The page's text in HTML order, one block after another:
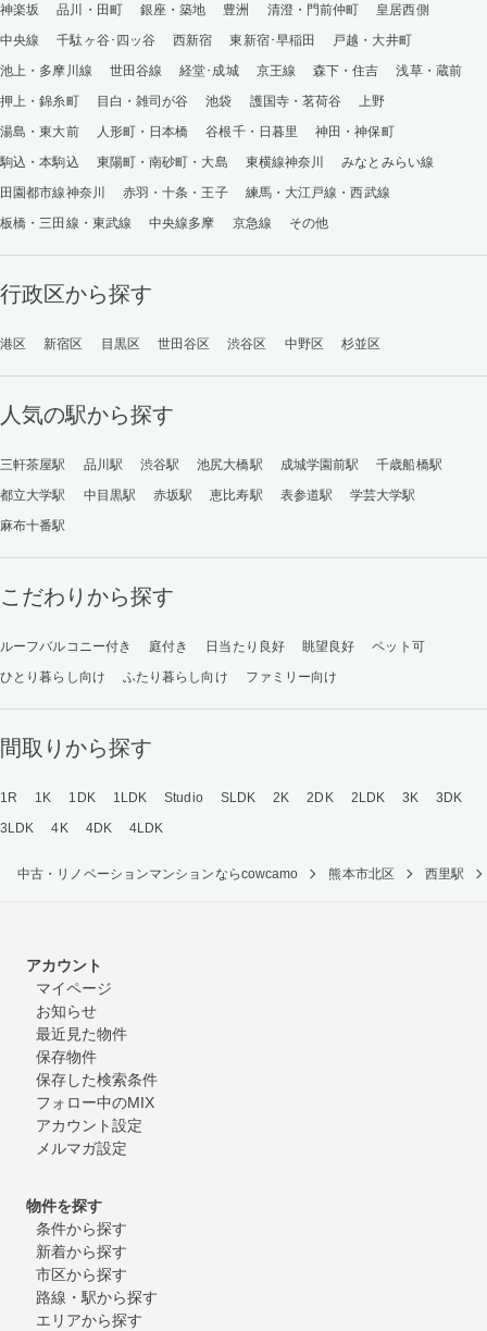
神楽坂
品川・田町 銀座・築地 豊洲 清澄・門前仲町
皇居西側
中央線
千駄ヶ谷･四ッ谷 西新宿 東新宿･早稲田
戸越・大井町
池上・多摩川線
世田谷線 経堂･成城 京王線 森下・住吉
浅草・蔵前
押上・錦糸町
目白・雑司が谷 池袋 護国寺・茗荷谷
上野
湯島・東大前
人形町・日本橋 谷根千・日暮里
神田・神保町
駒込・本駒込
東陽町・南砂町・大島 東横線神奈川
みなとみらい線
田園都市線神奈川
赤羽・十条・王子
練馬・大江戸線・西武線
板橋・三田線・東武線
中央線多摩 京急線 その他
行政区から探す
港区 新宿区 目黒区 世田谷区 渋谷区 中野区 杉並区
人気の駅から探す
三軒茶屋駅 品川駅 渋谷駅 池尻大橋駅 成城学園前駅
千歳船橋駅
都立大学駅
中目黒駅 赤坂駅 恵比寿駅 表参道駅
学芸大学駅
麻布十番駅
こだわりから探す
ルーフバルコニー付き 庭付き 日当たり良好 眺望良好
ペット可
ひとり暮らし向け
ふたり暮らし向け ファミリー向け
間取りから探す
1R 1K 1DK 1LDK Studio SLDK 2K 2DK 2LDK 3K
3DK
3LDK
4K 4DK 4LDK
中古・リノベーションマンションならcowcamo 熊本市北区 西里駅
アカウント
マイページ
お知らせ
最近見た物件
保存物件
保存した検索条件
フォロー中のMIX
アカウント設定
メルマガ設定
物件を探す
条件から探す
新着から探す
市区から探す
路線・駅から探す
エリアから探す